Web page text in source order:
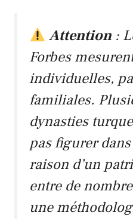
Attention :
Forbes
individuelles,
familiales.
dynasties
pas figurer
raison d’un
entre de
une